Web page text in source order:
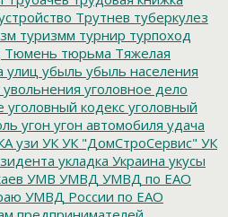
Трутнев туберкулез
туризмм турнир турпоход
Тюмень тюрьма Тяжелая
улиц убыль убыль населения
увольнения уголовное дело
уголовный кодекс уголовный
угон угон автомобиля удача
узи УК УК "ДомСтроСервис" УК
укладка Украина укусы
УМВ УМВД УМВД по ЕАО
УМВД России по ЕАО